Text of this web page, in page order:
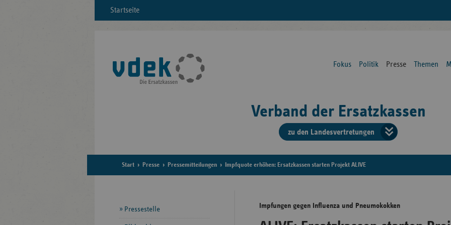
Startseite
Fokus Politik Presse Themen
Verband der Ersatzkassen
zu den Landesvertretungen
der
Start Presse Pressemitteilungen Impfquote erhöhen: Ersatzkassen starten Projekt ALIVE
Impfungen gegen Influenza und Pneumokokken
Seitennavigation
Pressestelle